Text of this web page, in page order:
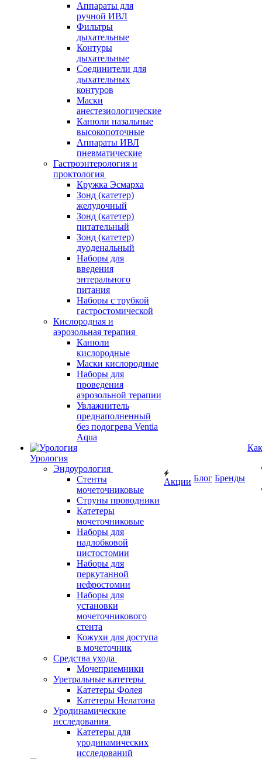
Аппараты для
ручной ИВЛ
Фильтры
дыхательные
Контуры
дыхательные
Соединители для
дыхательных
контуров
Маски
анестезиологические
Канюли назальные
высокопоточные
Аппараты ИВЛ
пневматические
Гастроэнтерология и
проктология
Кружка Эсмарха
Зонд (катетер)
желудочный
Зонд (катетер)
питательный
Зонд (катетер)
дуоденальный
Наборы для
введения
энтерального
питания
Наборы с трубкой
гастростомической
Кислородная и
аэрозольная терапия
Канюли
кислородные
Маски кислородные
Наборы для
проведения
аэрозольной терапии
Увлажнитель
преднаполненный
без подогрева Ventia
Aqua
Урология
Эндоурология
Стенты
мочеточниковые
Струны проводники
Катетеры
мочеточниковые
Наборы для
надлобковой
цистостомии
Наборы для
перкутанной
нефростомии
Наборы для
установки
мочеточникового
стента
Кожухи для доступа
в мочеточник
Средства ухода
Мочеприемники
Уретральные катетеры
Катетеры Фолея
Катетеры Нелатона
Уродинамические
исследования
Катетеры для
уродинамических
исследований
Акции Блог Бренды